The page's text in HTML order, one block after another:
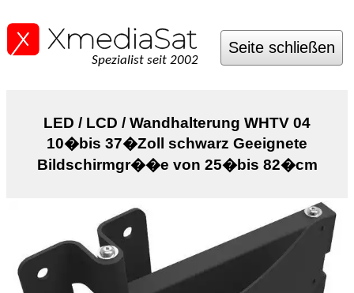
Spezialist seit 2002
Seite schließen
LED / LCD / Wandhalterung WHTV 04
10�bis 37�Zoll schwarz Geeignete
Bildschirmgr��e von 25�bis 82�cm